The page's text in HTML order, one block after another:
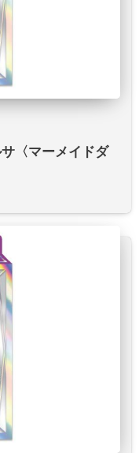
〈マーメイドダ